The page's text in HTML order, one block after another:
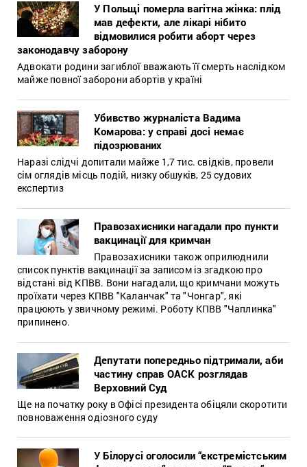
У Польщі померла вагітна жінка: плід
мав дефекти, але лікарі нібито
відмовилися робити аборт через
законодавчу заборону
Адвокати родини загиблої вважають її смерть наслідком
майже повної заборони абортів у країні
Убивство журналіста Вадима
Комарова: у справі досі немає
підозрюваних
Наразі слідчі допитали майже 1,7 тис. свідків, провели
сім оглядів місць подій, низку обшуків, 25 судових
експертиз
Правозахисники нагадали про пункти
вакцинації для кримчан
Правозахисники також оприлюднили
список пунктів вакцинації за записом із згадкою про
відстані від КПВВ. Вони нагадали, що кримчани можуть
проїхати через КПВВ "Каланчак" та "Чонгар", які
працюють у звичному режимі. Роботу КПВВ "Чаплинка"
припинено.
Депутати попередньо підтримали, аби
частину справ ОАСК розглядав
Верховний Суд
Ще на початку року в Офісі президента обіцяли скоротити
повноваження одіозного суду
У Білорусі оголосили “екстремістським